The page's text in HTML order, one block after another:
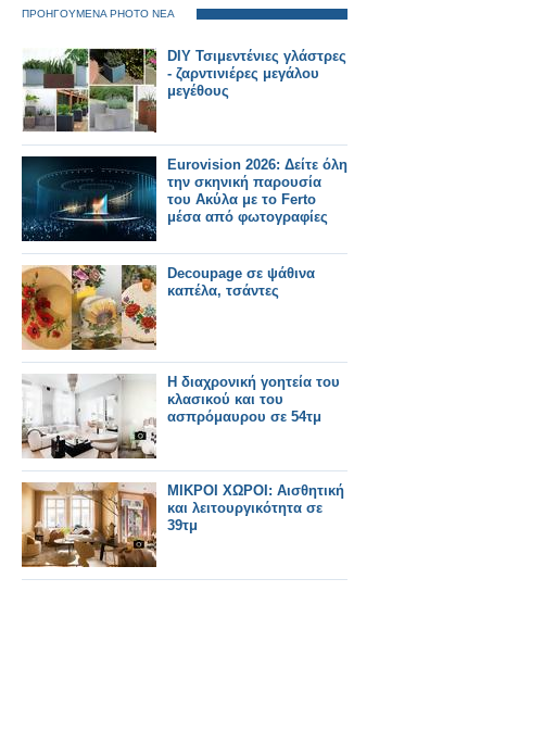
ΠΡΟΗΓΟΥΜΕΝΑ PHOTO ΝΕΑ
DIY Τσιμεντένιες γλάστρες
- ζαρντινιέρες μεγάλου
μεγέθους
Eurovision 2026: Δείτε όλη
την σκηνική παρουσία
του Ακύλα με το Ferto
μέσα από φωτογραφίες
Decoupage σε ψάθινα
καπέλα, τσάντες
Η διαχρονική γοητεία του
κλασικού και του
ασπρόμαυρου σε 54τμ
ΜΙΚΡΟΙ ΧΩΡΟΙ: Αισθητική
και λειτουργικότητα σε
39τμ